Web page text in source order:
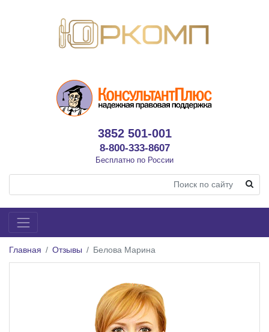
3852 501-001
8-800-333-8607
Бесплатно по России
Главная Отзывы Белова Марина